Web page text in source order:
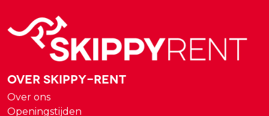
Over Skippy-rent
Over ons
Openingstijden